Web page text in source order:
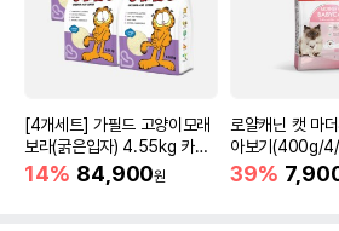
[4개세트] 가필드 고양이모래
보라(굵은입자) 4.55kg 카사
바모래
14% 84,900원
로얄캐닌 캣 마
아보기(400g/
39%